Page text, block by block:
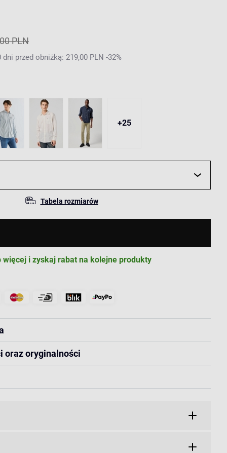
PLN
przed obniżką: 219,00 PLN -32%
+25
Tabela rozmiarów
więcej i zyskaj rabat na kolejne produkty
oraz oryginalności